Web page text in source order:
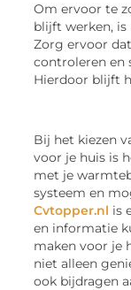
Om ervoor te
blijft werken, is
Zorg ervoor
controleren en
Hierdoor blijft
Bij het kiezen
voor je huis is
met je
systeem en
Cvtopper.nl is
en informatie
maken voor je
niet alleen
ook bijdragen